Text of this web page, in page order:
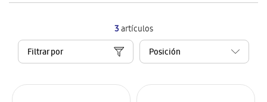
3artículos
Filtrar por